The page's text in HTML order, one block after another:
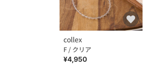
collex
F / クリア
¥4,950